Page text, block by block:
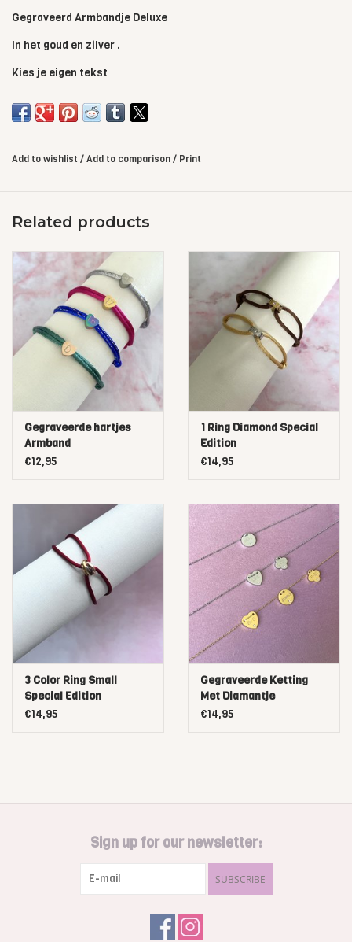
Gegraveerd Armbandje Deluxe
In het goud en zilver .
Kies je eigen tekst
Met special quality satijn koord
1-Paars, 2- Lila, 3-Roze, 4-Fuchsia Roze , 5-Neon Koraal 6-
Champagne, 15-Grijs 16- Donker Grijs, 17- Licht Blauw, 18-
Turquoise 19-Jeans Blauw, 20-Kobalt Blauw, 21-Mint Groen, 22-
Leger Groen, 23-Donker Groen, 24-Zwart
Add to wishlist /Add to comparison/ Print
Related products
Gegraveerde hartjes
Armband
€12,95
1 Ring Diamond Special
Edition
€14,95
3 Color Ring Small
Special Edition
€14,95
Gegraveerde Ketting
Met Diamantje
€14,95
Sign up for our newsletter:
SUBSCRIBE